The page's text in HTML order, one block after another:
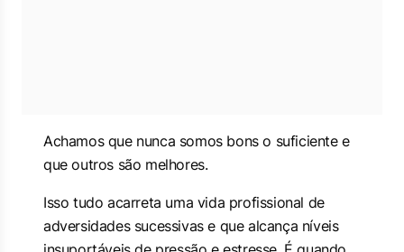
Achamos que nunca somos bons o suficiente e
que outros são melhores.
Isso tudo acarreta uma vida profissional de
adversidades sucessivas e que alcança níveis